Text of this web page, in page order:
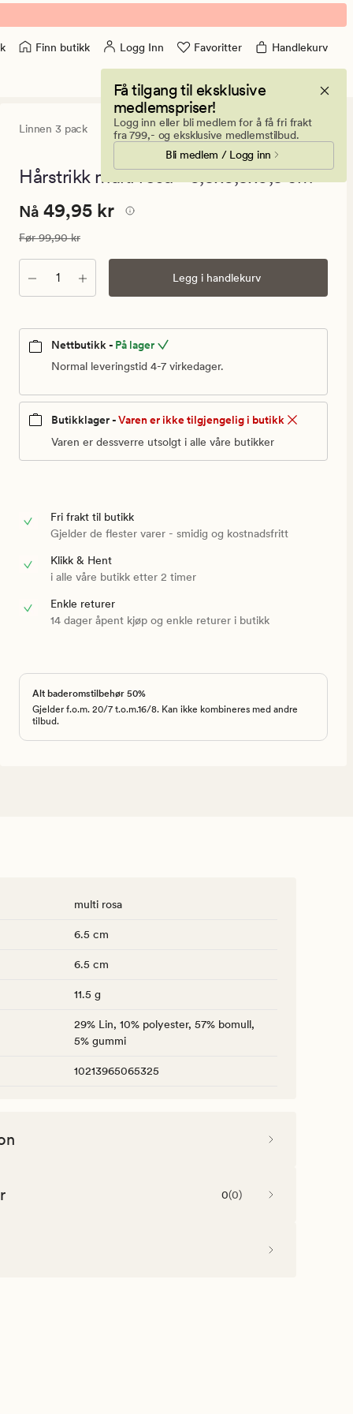
Finn butikk Logg Inn Favoritter Handlekurv
Få tilgang til eksklusive
medlemspriser!
Logg inn eller bli medlem for å få fri frakt
fra 799,- og eksklusive medlemstilbud.
Bli medlem / Logg inn
Linnen 3 pack
0
en
0
Hårstrikk multi rosa - 6,5x6,5x0,5 cm
Nåværende
49,95
kr.
Vanlig
pris
Nåværende pris
Nå 49,95 kr
Vanlig pris 99,90 kr
Før99,90 kr
Antall Legg i handlekurv
Nettbutikk - På lager
Normal leveringstid 4-7 virkedager.
Butikklager -Varen er ikke tilgjengelig i butikk
Varen er dessverre utsolgt i alle våre butikker
Fri frakt til butikk
Gjelder de flester varer - smidig og kostnadsfritt
Klikk & Hent
i alle våre butikk etter 2 timer
Enkle returer
14 dager åpent kjøp og enkle returer i butikk
Alt baderomstilbehør 50%
Gjelder f.o.m. 20/7 t.o.m.16/8. Kan ikke kombineres med andre
tilbud.
multi rosa
6.5 cm
6.5 cm
11.5 g
29% Lin, 10% polyester, 57% bomull,
5% gummi
10213965065325
0(0)